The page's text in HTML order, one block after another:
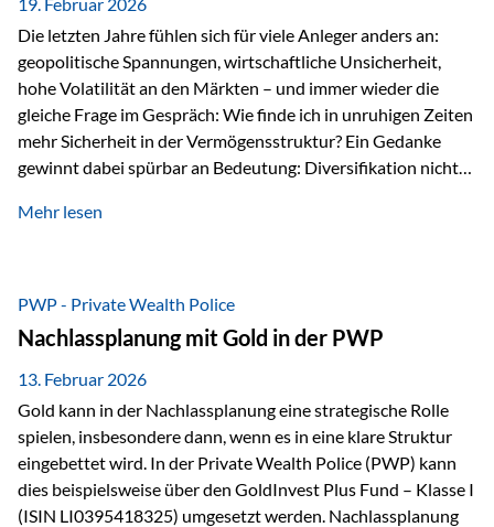
Die letzten Jahre fühlen sich für viele Anleger anders an:
geopolitische Spannungen, wirtschaftliche Unsicherheit,
hohe Volatilität an den Märkten – und immer wieder die
gleiche Frage im Gespräch: Wie finde ich in unruhigen Zeiten
mehr Sicherheit in der Vermögensstruktur? Ein Gedanke
gewinnt dabei spürbar an Bedeutung: Diversifikation nicht
Wer Vermögen ausschließlich in einem Rechtsraum
Liechtenstein eine Rolle spielen: außerhalb der EU, ohne
Euro, mit einem eigenständigen Rechts- und Finanzplatz.
Und genau an dieser Stelle setzt der 3-Zellenschutz an –…
Mehr lesen
PWP - Private Wealth Police
Nachlassplanung mit Gold in der PWP
13. Februar 2026
Gold kann in der Nachlassplanung eine strategische Rolle
spielen, insbesondere dann, wenn es in eine klare Struktur
eingebettet wird. In der Private Wealth Police (PWP) kann
dies beispielsweise über den GoldInvest Plus Fund – Klasse I
(ISIN LI0395418325) umgesetzt werden. Nachlassplanung